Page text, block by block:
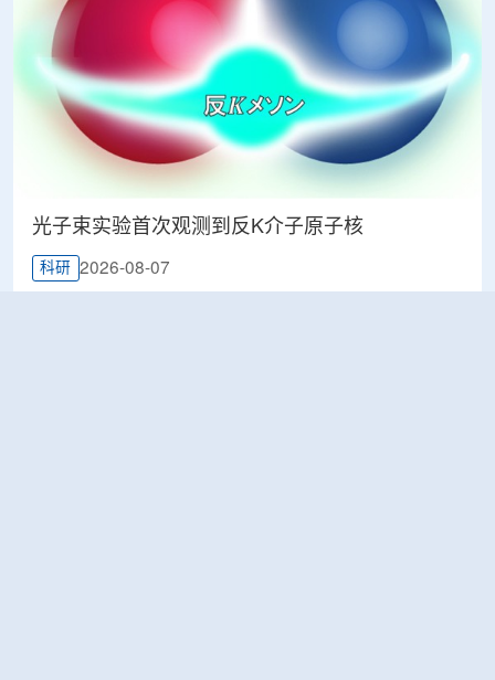
光子束实验首次观测到反K介子原子核
科研 2026-08-07